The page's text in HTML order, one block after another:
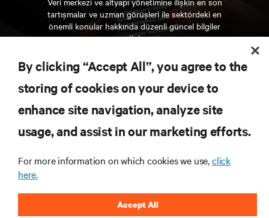
tartışmalar ve uzman görüşleri ile sektördeki en
önemli konular hakkında düzenli güncel bilgiler
edinin.
ŞİMDİ KAYDOLUN
KAYNAKLAR
KURUMSAL
By clicking “Accept All”, you agree to the
storing of cookies on your device to
enhance site navigation, analyze site
usage, and assist in our marketing efforts.
For more information on which cookies we use,click
here.
Accept All